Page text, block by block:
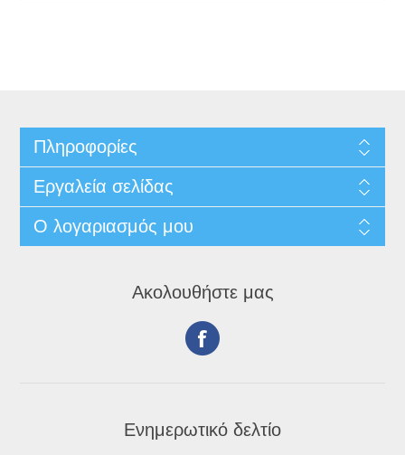
Πληροφορίες
Εργαλεία σελίδας
Ο λογαριασμός μου
Ακολουθήστε μας
Ενημερωτικό δελτίο